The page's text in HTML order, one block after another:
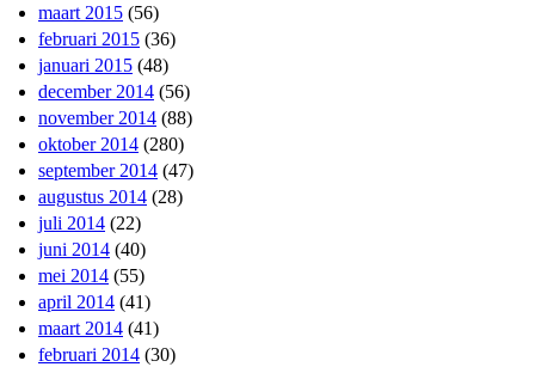
maart 2015 (56)
februari 2015 (36)
januari 2015 (48)
december 2014 (56)
november 2014 (88)
oktober 2014 (280)
september 2014 (47)
augustus 2014 (28)
juli 2014 (22)
juni 2014 (40)
mei 2014 (55)
april 2014 (41)
maart 2014 (41)
februari 2014 (30)